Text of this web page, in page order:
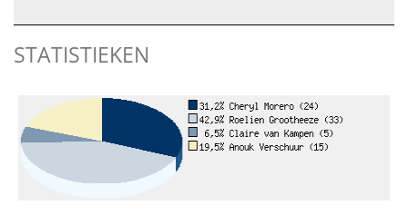
STATISTIEKEN